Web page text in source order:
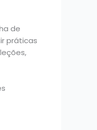
de
práticas